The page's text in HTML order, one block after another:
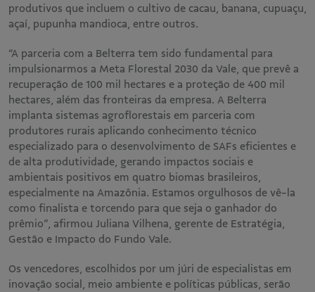
produtivos que incluem o cultivo de cacau, banana, cupuaçu,
açaí, pupunha mandioca, entre outros.
“A parceria com a Belterra tem sido fundamental para
impulsionarmos a Meta Florestal 2030 da Vale, que prevê a
recuperação de 100 mil hectares e a proteção de 400 mil
hectares, além das fronteiras da empresa. A Belterra
implanta sistemas agroflorestais em parceria com
produtores rurais aplicando conhecimento técnico
especializado para o desenvolvimento de SAFs eficientes e
de alta produtividade, gerando impactos sociais e
ambientais positivos em quatro biomas brasileiros,
especialmente na Amazônia. Estamos orgulhosos de vê-la
como finalista e torcendo para que seja o ganhador do
prêmio”, afirmou Juliana Vilhena, gerente de Estratégia,
Gestão e Impacto do Fundo Vale.
Os vencedores, escolhidos por um júri de especialistas em
inovação social, meio ambiente e políticas públicas, serão